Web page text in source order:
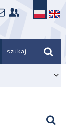
szukaj...